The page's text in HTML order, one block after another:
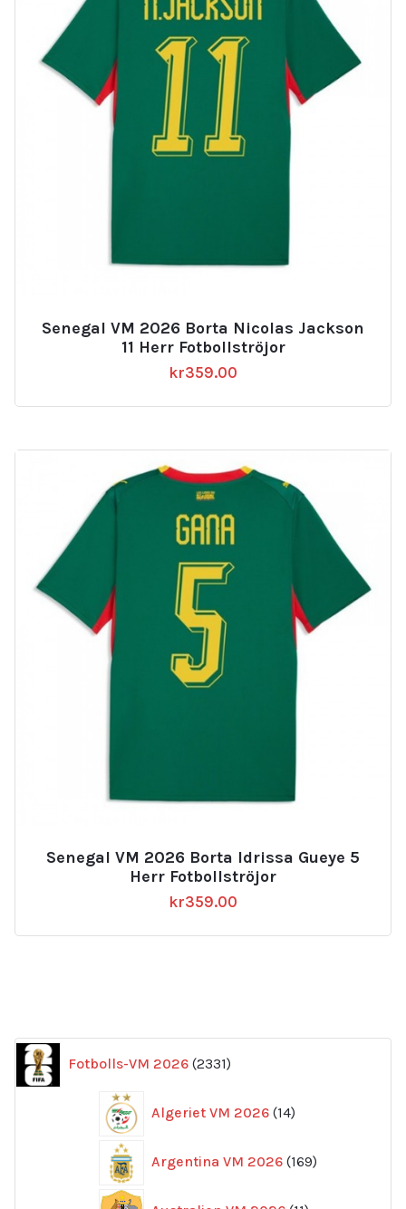
Senegal VM 2026 Borta Nicolas Jackson
11 Herr Fotbollströjor
kr359.00
Senegal VM 2026 Borta Idrissa Gueye 5
Herr Fotbollströjor
kr359.00
Fotbolls-VM 2026 2331
produkter
Algeriet VM 2026 14
produkter
Argentina VM 2026 169
produkter